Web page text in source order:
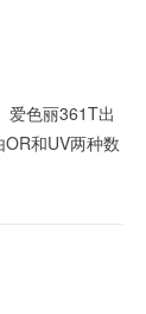
爱色丽361T出
和UV两种数